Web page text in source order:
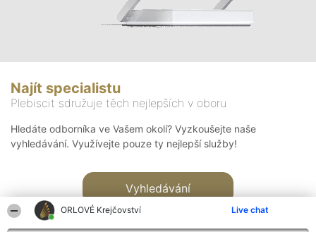
ORLOVÉ Krejčovství Live chat
Najít specialistu
Plebiscit sdružuje těch nejlepších v oboru
Hledáte odborníka ve Vašem okolí? Vyzkoušejte naše
vyhledávání. Využívejte pouze ty nejlepší služby!
Vyhledávání